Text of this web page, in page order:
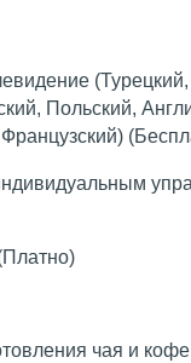
Польский,
чая и